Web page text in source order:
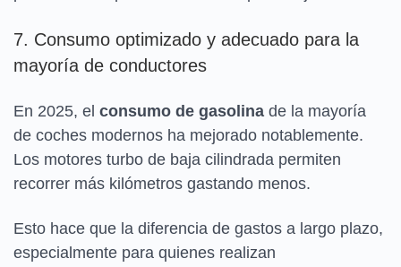
7. Consumo optimizado y adecuado para la
mayoría de conductores
En 2025, el consumo de gasolina de la mayoría
de coches modernos ha mejorado notablemente.
Los motores turbo de baja cilindrada permiten
recorrer más kilómetros gastando menos.
Esto hace que la diferencia de gastos a largo plazo,
especialmente para quienes realizan